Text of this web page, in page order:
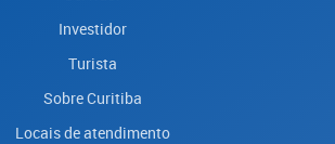
Investidor
Turista
Sobre Curitiba
Locais de atendimento